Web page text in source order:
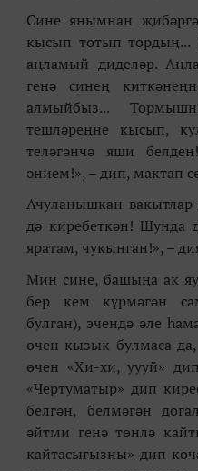
Сине янымнан
кысып тотып тордың...
аңламый диделәр.
генә синең
алмыйбыз...
тешләреңне кысып,
теләгәнчә яши
әнием!», – дип, мактап
Ачуланышкан
дә киребеткән! Шунда
яратам, чукынган!»,–
Мин сине, башыңа ак
бер кем күрмәгән
булган), эчендә әле
өчен кызык булмаса
өчен «Хи-хи, уууй»
«Чертуматыр» дип
белгән, белмәгән
әйтми генә төнлә
кайтасыгызны» дип